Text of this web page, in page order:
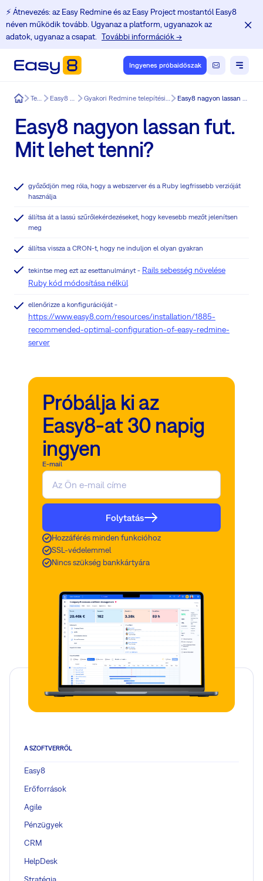
⚡️ Átnevezés: az Easy Redmine és az Easy Project mostantól Easy8
néven működik tovább. Ugyanaz a platform, ugyanazok az
adatok, ugyanaz a csapat.
További információk →
Ingyenes próbaidőszak
Easy8 Termék Easy8 funkciók Gyakori Redmine telepítési és frissítési problémák Easy8 nagyon lassan fut. Mit lehet tenni?
Easy8 nagyon lassan fut.
Mit lehet tenni?
győződjön meg róla, hogy a webszerver és a Ruby legfrissebb verzióját
használja
állítsa át a lassú szűrőlekérdezéseket, hogy kevesebb mezőt jelenítsen
meg
állítsa vissza a CRON-t, hogy ne induljon el olyan gyakran
tekintse meg ezt az esettanulmányt - Rails sebesség növelése
Ruby kód módosítása nélkül
ellenőrizze a konfigurációját -
https://www.easy8.com/resources/installation/1885-
recommended-optimal-configuration-of-easy-redmine-
server
Próbálja ki az
Easy8-at 30 napig
ingyen
E-mail
Folytatás
Hozzáférés minden funkcióhoz
SSL-védelemmel
Nincs szükség bankkártyára
A SZOFTVERRŐL
Easy8
Erőforrások
Agile
Pénzügyek
CRM
HelpDesk